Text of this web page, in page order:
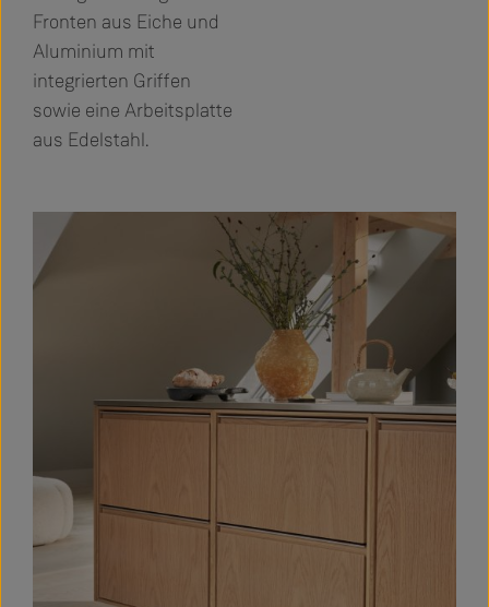
Fronten aus Eiche und
Aluminium mit
integrierten Griffen
sowie eine Arbeitsplatte
aus Edelstahl.